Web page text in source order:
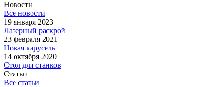
Новости
Все новости
19 января 2023
Лазерный раскрой
23 февраля 2021
Новая карусель
14 октября 2020
Стол для станков
Статьи
Все статьи